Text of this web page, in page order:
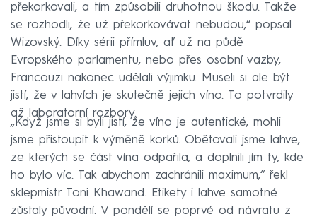
překorkovali, a tím způsobili druhotnou škodu. Takže
se rozhodli, že už překorkovávat nebudou,“ popsal
Wizovský. Díky sérii přímluv, ať už na půdě
Evropského parlamentu, nebo přes osobní vazby,
Francouzi nakonec udělali výjimku. Museli si ale být
jistí, že v lahvích je skutečně jejich víno. To potvrdily
až laboratorní rozbory.
„Když jsme si byli jistí, že víno je autentické, mohli
jsme přistoupit k výměně korků. Obětovali jsme lahve,
ze kterých se část vína odpařila, a doplnili jím ty, kde
ho bylo víc. Tak abychom zachránili maximum,“ řekl
sklepmistr Toni Khawand. Etikety i lahve samotné
zůstaly původní. V pondělí se poprvé od návratu z